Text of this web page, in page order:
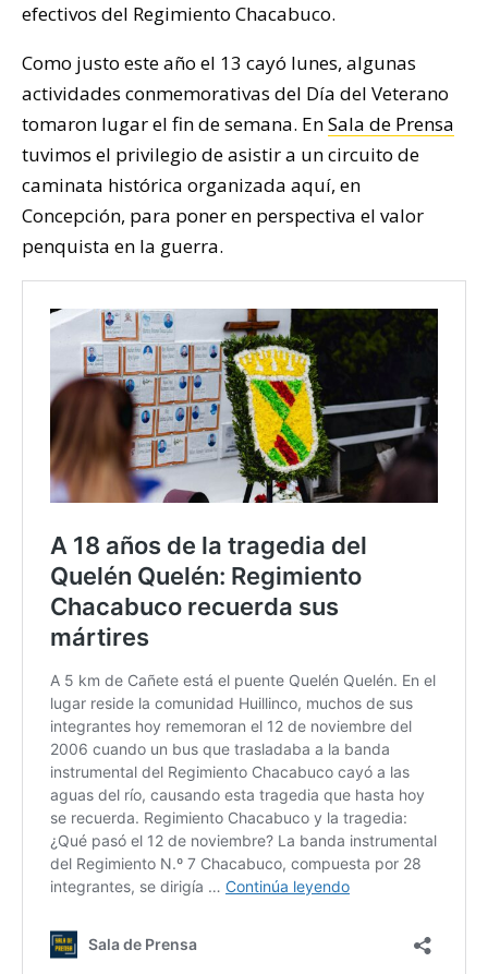
efectivos del Regimiento Chacabuco.
Como justo este año el 13 cayó lunes, algunas
actividades conmemorativas del Día del Veterano
tomaron lugar el fin de semana. EnSala de Prensa
tuvimos el privilegio de asistir a un circuito de
caminata histórica organizada aquí, en
Concepción, para poner en perspectiva el valor
penquista en la guerra.